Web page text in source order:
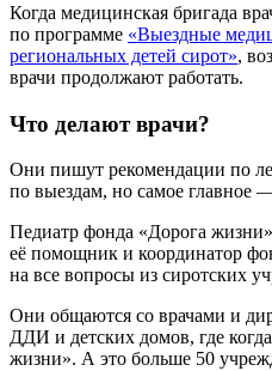
Когда медицинская бригада
по программе «Выездные
региональных детей сирот»,
врачи продолжают работать.
Что делают врачи?
Они пишут рекомендации по
по выездам, но самое главное
Педиатр фонда «Дорога жизни»
её помощник и координатор
на все вопросы из сиротских
Они общаются со врачами и
ДДИ и детских домов, где
жизни». А это больше 50